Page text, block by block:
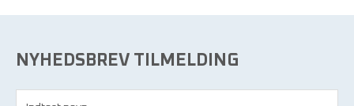
NYHEDSBREV TILMELDING